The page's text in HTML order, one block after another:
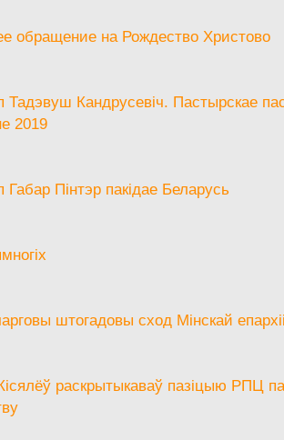
обращение на Рождество Христово
Тадэвуш Кандрусевіч. Пастырскае
2019
Габар Пінтэр пакідае Беларусь
штогадовы сход Мінскай
раскрытыкаваў пазіцыю РПЦ